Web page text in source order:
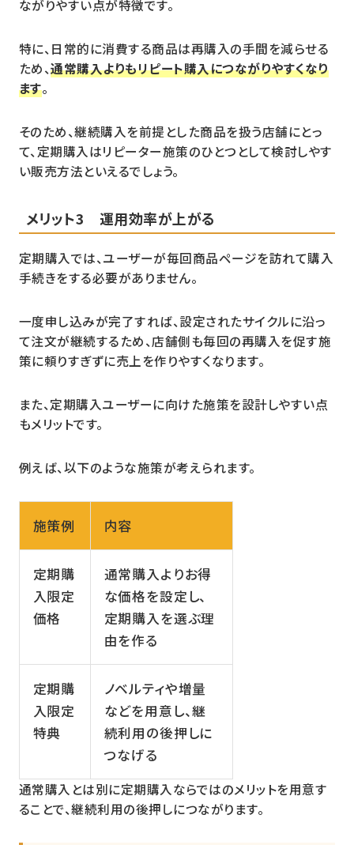
ながりやすい点が特徴です。
特に、日常的に消費する商品は再購入の手間を減らせる
ため、通常購入よりもリピート購入につながりやすくなり
ます。
そのため、継続購入を前提とした商品を扱う店舗にとっ
て、定期購入はリピーター施策のひとつとして検討しやす
い販売方法といえるでしょう。
メリット3 運用効率が上がる
定期購入では、ユーザーが毎回商品ページを訪れて購入
手続きをする必要がありません。
一度申し込みが完了すれば、設定されたサイクルに沿っ
て注文が継続するため、店舗側も毎回の再購入を促す施
策に頼りすぎずに売上を作りやすくなります。
また、定期購入ユーザーに向けた施策を設計しやすい点
もメリットです。
例えば、以下のような施策が考えられます。
施策例 内容
定期購
入限定
価格
通常購入よりお得
な価格を設定し、
定期購入を選ぶ理
由を作る
定期購
入限定
特典
ノベルティや増量
などを用意し、継
続利用の後押しに
つなげる
通常購入とは別に定期購入ならではのメリットを用意す
ることで、継続利用の後押しにつながります。